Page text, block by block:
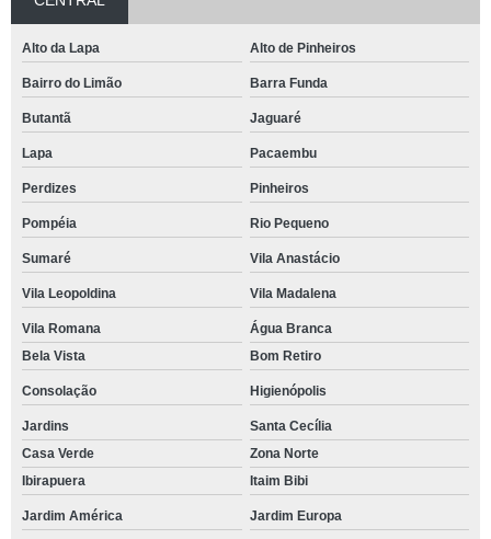
Alto da Lapa Alto de Pinheiros
Bairro do Limão Barra Funda
Butantã Jaguaré
Lapa Pacaembu
Perdizes Pinheiros
Pompéia Rio Pequeno
Sumaré Vila Anastácio
Vila Leopoldina Vila Madalena
Vila Romana
Água Branca
Bela Vista
Bom Retiro
Consolação Higienópolis
Jardins
Santa Cecília
Casa Verde
Zona Norte
Ibirapuera
Itaim Bibi
Jardim América Jardim Europa